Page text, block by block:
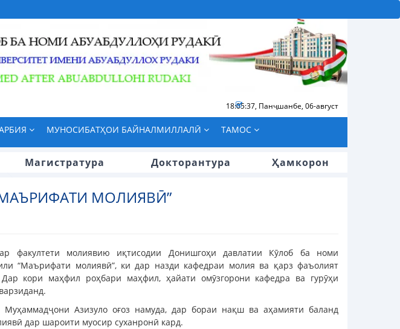
18:05:38, Панҷшанбе, 06-август
МУНОСИБАТҲОИ БАЙНАЛМИЛЛАЛӢ ТАМОС
Магистратура Докторантура Ҳамкорон
МОЛИЯВӢ”
факултети молиявию иқтисодии Донишгоҳи давлатии Кӯлоб ба номи
“Маърифати молиявӣ”, ки дар назди кафедраи молия ва қарз фаъолият
Дар кори маҳфил роҳбари маҳфил, ҳайати омӯзгорони кафедра ва гурӯҳи
Азизуло оғоз намуда, дар бораи нақш ва аҳамияти баланд
дар шароити муосир суханронӣ кард.